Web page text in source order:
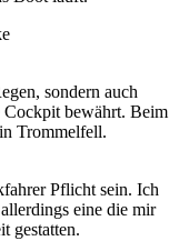
sondern auch
Cockpit bewährt. Beim
Trommelfell.
Pflicht sein. Ich
eine die mir
gestatten.